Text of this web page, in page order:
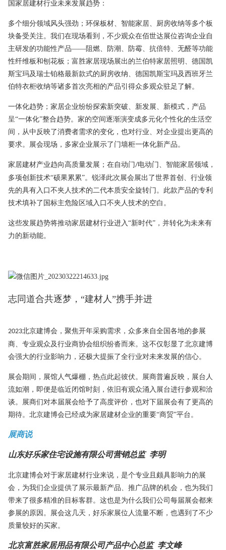
国家居建材行业未来发展趋势：
多个细分领域风头强劲；环保板材、智能家居、厨房收纳等多个板
块备受关注。我们在现场看到，不少观众在佰世达展位咨询企业自
主研发的功能性产品——阻燃、防潮、防霉、抗倍特、无醛等功能
性纤维板和刨花板；富胜家居现场展出的兰伯特家居照明、德国凯
斯宝玛及瑞士铂格最新款式的厨房收纳、德国凯斯宝玛及西班牙兰
伯特衣柜收纳等诸多首次亮相的产品引得众多观众驻足了解。
一体化趋势；家居企业纷纷探索新突破、新发展、新模式，产品
呈“一体化”整合趋势。家的空间逐渐演变成多元化个性化的生活空
间，从中反映了消费者需求的变化，也对行业、对企业提出更高的
要求。展会现场，多家企业展示了门墙柜一体化新产品。
家居建材产业趋向高质量发展；在自动门/电动门、智能家居领域，
多项创新技术“硕果累累”。锐泽此次展会展出了世界首创、行业领
先的具有入口不夹人技术的二代本质安全旋转门。此款产品的专利
技术填补了国标主危险区域入口不夹人技术的空白。
这些发展趋势将推动家居建材行业进入 “新时代”，并转化为未来有
力的新动能。
志同道合共逐梦，“建材人”携手并进
2023北京建博会，聚焦开年采购需求，众多来自全国各地的参展
商、专业观众及行业商协会组织纷沓而来。这不仅彰显了北京建博
会强大的行业影响力，还极大提振了全行业对未来发展的信心。
展会期间，展馆人气爆棚，热点此起彼伏。展商普遍反映，展台人
流如潮，即便是临近闭馆时刻，依旧有观众涌入展台进行参观和洽
谈。展商们对本届展会给予了高度评价，也对下届展会有了更高的
期待。北京建博会已经成为家居建材企业的重要“商贸”平台。
展商说
山东好乐家住宅设施有限公司营销总监 李明
北京建博会对于家居建材行业来说，是个专业且颇具影响力的展
会，为我们企业提供了展示最新产品、推广品牌的机会，也为我们
带来了很多精准的目标客群。这也是为什么我们公司每届展会都来
参展的原因。展会这几天，好乐家展位人流量不断，也遇到了不少
质量较好的买家。
北京富胜家居用品有限公司产品中心总监 李文峰